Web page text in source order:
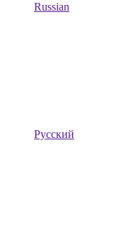
Russian
Русский